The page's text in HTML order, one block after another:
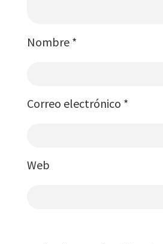
Nombre *
Correo electrónico *
Web